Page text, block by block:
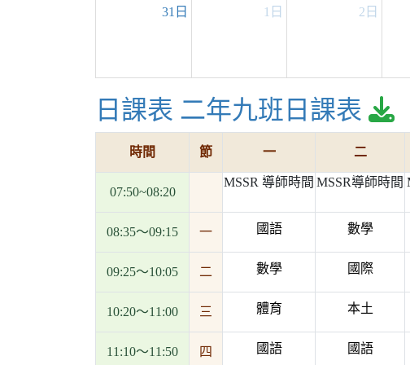
31日 1日 2日
日課表 二年九班日課表
時間 節 一 二
07:50~08:20
MSSR 導師時間 MSSR導師時間
08:35～09:15 一 國語 數學
09:25～10:05 二 數學 國際
10:20～11:00 三 體育 本土
11:10～11:50 四 國語 國語